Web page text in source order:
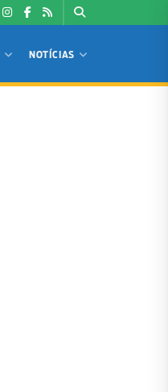
NOTÍCIAS